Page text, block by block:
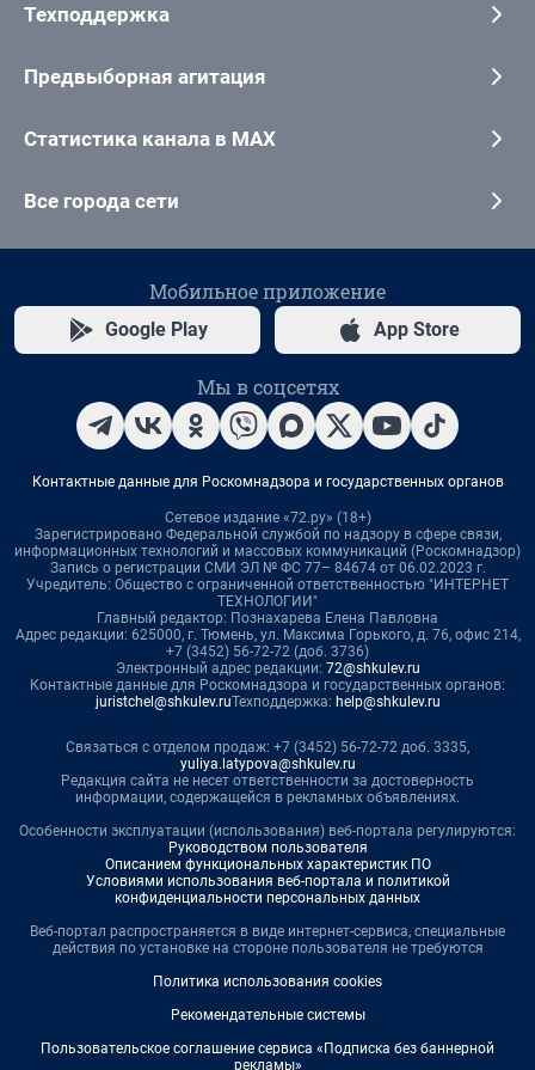
Техподдержка
Предвыборная агитация
Статистика канала в MAX
Все города сети
Мобильное приложение
Google Play App Store
Мы в соцсетях
Контактные данные для Роскомнадзора и государственных органов
Сетевое издание «72.ру» (18+)
Зарегистрировано Федеральной службой по надзору в сфере связи,
информационных технологий и массовых коммуникаций (Роскомнадзор)
Запись о регистрации СМИ ЭЛ № ФС 77– 84674 от 06.02.2023 г.
Учредитель: Общество с ограниченной ответственностью "ИНТЕРНЕТ
ТЕХНОЛОГИИ"
Главный редактор: Познахарева Елена Павловна
Адрес редакции: 625000, г. Тюмень, ул. Максима Горького, д. 76, офис 214,
+7 (3452) 56-72-72 (доб. 3736)
Электронный адрес редакции: 72@shkulev.ru
Контактные данные для Роскомнадзора и государственных органов:
juristchel@shkulev.ruТехподдержка: help@shkulev.ru
Связаться с отделом продаж: +7 (3452) 56-72-72 доб. 3335,
yuliya.latypova@shkulev.ru
Редакция сайта не несет ответственности за достоверность
информации, содержащейся в рекламных объявлениях.
Особенности эксплуатации (использования) веб-портала регулируются:
Руководством пользователя
Описанием функциональных характеристик ПО
Условиями использования веб-портала и политикой
конфиденциальности персональных данных
Веб-портал распространяется в виде интернет-сервиса, специальные
действия по установке на стороне пользователя не требуются
Политика использования cookies
Рекомендательные системы
Пользовательское соглашение сервиса «Подписка без баннерной
рекламы»